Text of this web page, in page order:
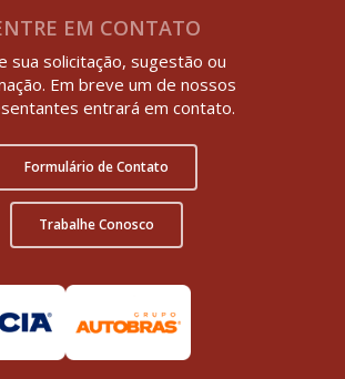
EM CONTATO
sua solicitação, sugestão ou
Em breve um de nossos
entrará em contato.
Formulário de Contato
Trabalhe Conosco